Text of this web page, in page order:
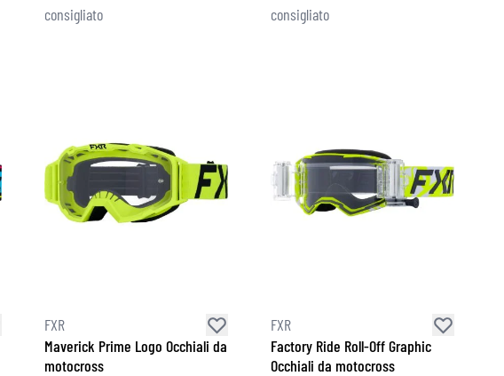
consigliato
consigliato
FXR
Maverick Prime Logo Occhiali da
motocross
FXR
Factory Ride Roll-Off Graphic
Occhiali da motocross